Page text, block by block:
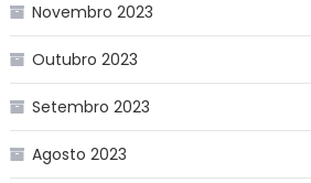
Novembro 2023
Outubro 2023
Setembro 2023
Agosto 2023